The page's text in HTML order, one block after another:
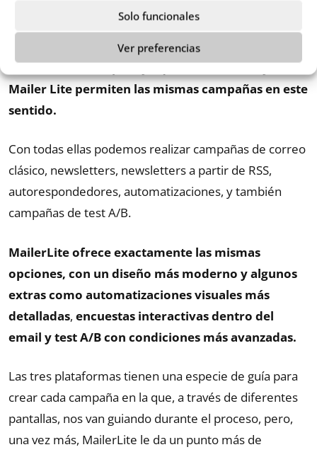
Solo funcionales
Ver preferencias
puro email marketing , y todas están muy bien, pero
si lo que queremos es hacer puro email marketing,
tenemos otro empate ya que Acumbamail y
Mailer Lite permiten las mismas campañas en este
sentido.
Con todas ellas podemos realizar campañas de correo
clásico, newsletters, newsletters a partir de RSS,
autorespondedores, automatizaciones, y también
campañas de test A/B.
MailerLite ofrece exactamente las mismas
opciones, con un diseño más moderno y algunos
extras como automatizaciones visuales más
detalladas, encuestas interactivas dentro del
email y test A/B con condiciones más avanzadas.
Las tres plataformas tienen una especie de guía para
crear cada campaña en la que, a través de diferentes
pantallas, nos van guiando durante el proceso, pero,
una vez más, MailerLite le da un punto más de